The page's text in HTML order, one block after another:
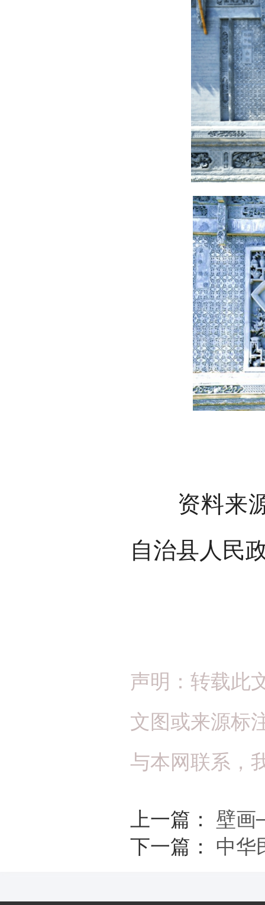
资料来源
自治县人民
声明：转载此
文图或来源标
与本网联系，
上一篇： 壁画
下一篇： 中华